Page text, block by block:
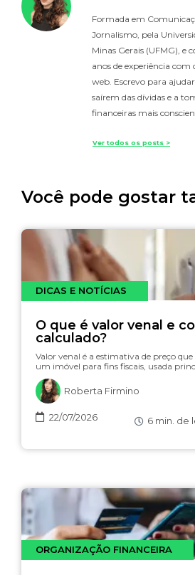
Formada em
Jornalismo, pela
Minas Gerais (UFMG), e
anos de experiência
web. Escrevo para
saírem das dívidas e a
financeiras mais
Ver todos os posts >
Você pode gostar
DICAS E NOTÍCIAS
O que é valor venal e
calculado?
Valor venal é a estimativa de preço
um imóvel para fins fiscais, usada
Roberta Firmino
22/07/2026 6 min. de
ORGANIZAÇÃO FINANCEIRA